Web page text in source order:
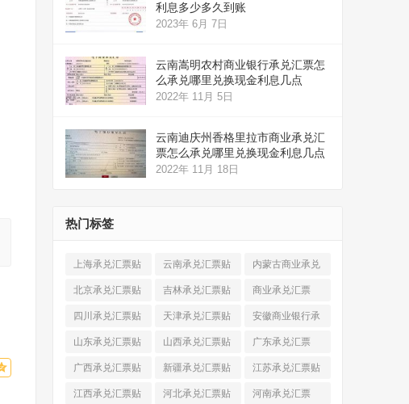
利息多少多久到账
2023年 6月 7日
云南嵩明农村商业银行承兑汇票怎
么承兑哪里兑换现金利息几点
2022年 11月 5日
云南迪庆州香格里拉市商业承兑汇
票怎么承兑哪里兑换现金利息几点
2022年 11月 18日
热门标签
上海承兑汇票贴
现(520)
云南承兑汇票贴
现(324)
内蒙古商业承兑
汇票(316)
北京承兑汇票贴
现 (912)
吉林承兑汇票贴
现(123)
商业承兑汇票
(225)
四川承兑汇票贴
现(790)
天津承兑汇票贴
现(242)
安徽商业银行承
兑汇票 (565)
山东承兑汇票贴
现(874)
山西承兑汇票贴
现(463)
广东承兑汇票
(979)
广西承兑汇票贴
现(278)
新疆承兑汇票贴
现(264)
江苏承兑汇票贴
现(774)
江西承兑汇票贴
河北承兑汇票贴
河南承兑汇票